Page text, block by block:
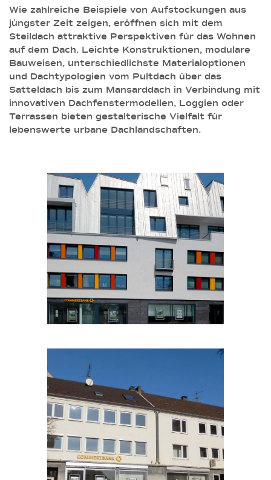
Wie zahlreiche Beispiele von Aufstockungen aus
jüngster Zeit zeigen, eröffnen sich mit dem
Steildach attraktive Perspektiven für das Wohnen
auf dem Dach. Leichte Konstruktionen, modulare
Bauweisen, unterschiedlichste Materialoptionen
und Dachtypologien vom Pultdach über das
Satteldach bis zum Mansarddach in Verbindung mit
innovativen Dachfenstermodellen, Loggien oder
Terrassen bieten gestalterische Vielfalt für
lebenswerte urbane Dachlandschaften.